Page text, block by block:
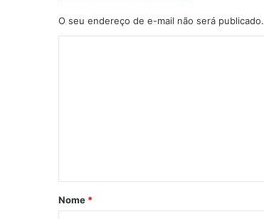
O seu endereço de e-mail não será publicado.
r
Nome *